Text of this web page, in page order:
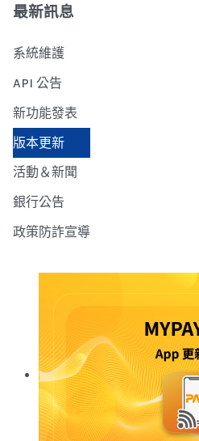
最新訊息
系統維護
API 公告
新功能發表
版本更新
活動＆新聞
銀行公告
政策防詐宣導